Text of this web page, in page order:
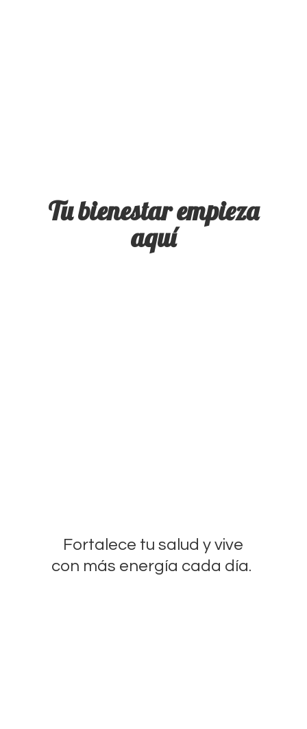
Tu bienestarempieza
aquí
Fortalece tu salud y vive
con más energía cada día.